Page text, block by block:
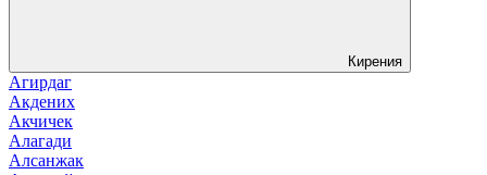
Кирения
Агирдаг
Акдених
Акчичек
Алагади
Алсанжак